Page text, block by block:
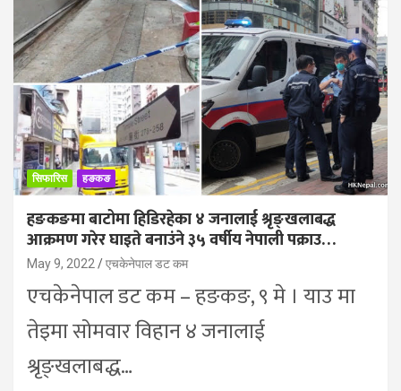
सिफारिस हङकङ
हङकङमा बाटोमा हिडिरहेका ४ जनालाई श्रृङ्खलाबद्ध
आक्रमण गरेर घाइते बनाउंने ३५ वर्षीय नेपाली पक्राउ…
May 9, 2022 एचकेनेपाल डट कम
एचकेनेपाल डट कम – हङकङ, ९ मे । याउ मा
तेइमा सोमवार विहान ४ जनालाई
श्रृङ्खलाबद्ध…